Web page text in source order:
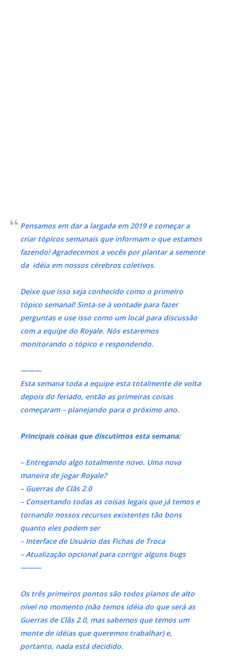
Pensamos em dar a largada em 2019 e começar a
criar tópicos semanais que informam o que estamos
fazendo! Agradecemos a vocês por plantara semente
da idéia em nossos cérebros coletivos.
Deixe que isso seja conhecido como o primeiro
tópico semanal! Sinta-se à vontade para fazer
perguntas e use isso como um local para discussão
com a equipe do Royale. Nós estaremos
monitorando o tópico e respondendo.
———
Esta semana toda a equipe esta totalmente de volta
depois do feriado, então as primeiras coisas
começaram – planejando para o próximo ano.
Principais coisas que discutimos esta semana:
– Entregando algo totalmente novo. Uma nova
maneira de jogar Royale?
– Guerras de Clãs 2.0
– Consertando todas as coisas legais que já temos e
tornando nossos recursos existentes tão bons
quanto eles podem ser
– Interface de Usuário das Fichas de Troca
– Atualização opcional para corrigir alguns bugs
———
Os três primeiros pontos são todos planos de alto
nível no momento (não temos idéia do que será as
Guerras de Clãs 2.0, mas sabemos que temos um
monte de idéias que queremos trabalhar)e,
portanto, nada está decidido.